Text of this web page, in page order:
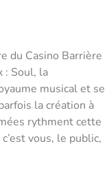
du Casino Barrière
: Soul, la
musical et se
la création à
rythment cette
vous, le public,